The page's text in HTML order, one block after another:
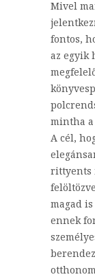
Mivel
fontos,
az egyik
mintha a
A cél,
rittyents
magad
ennek